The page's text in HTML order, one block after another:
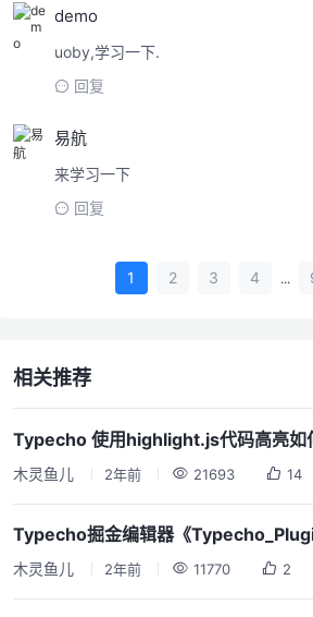
demo
uoby,学习一下.
回复
易航
来学习一下
回复
1 2 3 4 ...
相关推荐
Typecho 使用highlight.js代码高亮如
木灵鱼儿 2年前 21693 14
Typecho掘金编辑器《
木灵鱼儿 2年前 11770 2